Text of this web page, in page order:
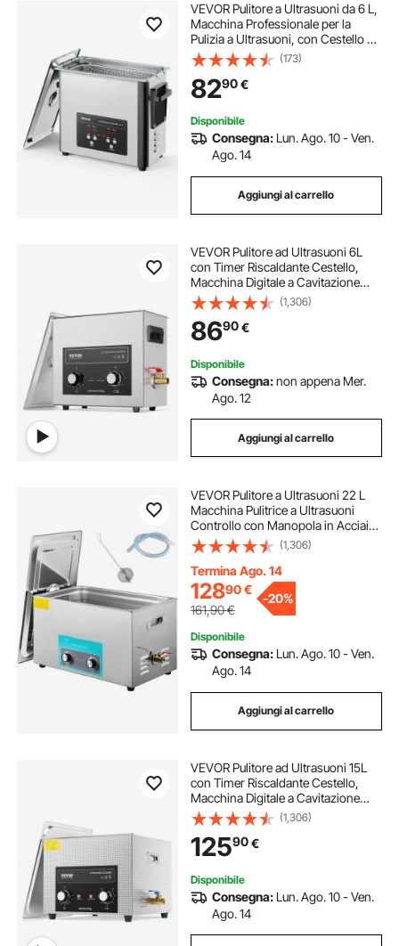
VEVOR Pulitore a Ultrasuoni da 6 L,
Macchina Professionale per la
Pulizia a Ultrasuoni, con Cestello di
Pulizia e Schermo Digitale, in
Acciaio Inox da 120 W e 40 kHz per
Orologi, Rasoi, Gioielli
(173)
8290€
Disponibile
Consegna: Lun. Ago. 10 - Ven.
Ago. 14
Aggiungi al carrello
VEVOR Pulitore ad Ultrasuoni 6L
con Timer Riscaldante Cestello,
Macchina Digitale a Cavitazione
Sonica, Pulitrice Ultrasuoni 180 W
per Strumenti di Orologi, Occhiali,
Monete, Utensili Metallici
(1,306)
8690€
Disponibile
Consegna:non appena Mer.
Ago. 12
Aggiungi al carrello
VEVOR Pulitore a Ultrasuoni 22 L
Macchina Pulitrice a Ultrasuoni
Controllo con Manopola in Acciaio
Inossidabile 304, con
Temporizzatore Riscaldatore per
Gioielli, Orologi, Occhiali, Strumenti
Dentali
(1,306)
Termina Ago. 14
12890€
161,90€
-20%
Disponibile
Consegna: Lun. Ago. 10 - Ven.
Ago. 14
Aggiungi al carrello
VEVOR Pulitore ad Ultrasuoni 15L
con Timer Riscaldante Cestello,
Macchina Digitale a Cavitazione
Sonica, Pulitrice Ultrasuoni 360 W
per Strumenti di Orologi, Occhiali,
Monete, Utensili Metallici
(1,306)
12590€
Disponibile
Consegna: Lun. Ago. 10 - Ven.
Ago. 14